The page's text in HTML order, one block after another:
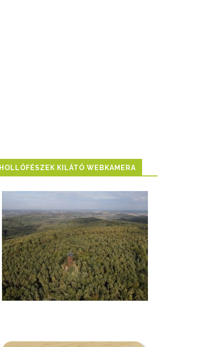
HOLLÓFÉSZEK KILÁTÓ WEBKAMERA